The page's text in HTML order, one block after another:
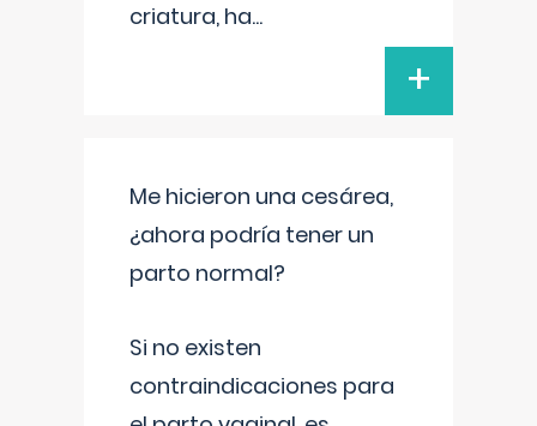
criatura, ha...
+
Me hicieron una cesárea,
¿ahora podría tener un
parto normal?
Si no existen
contraindicaciones para